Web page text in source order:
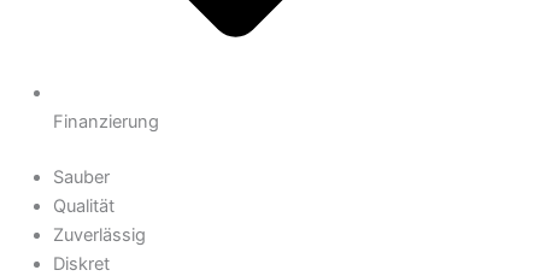
Finanzierung
Sauber
Qualität
Zuverlässig
Diskret